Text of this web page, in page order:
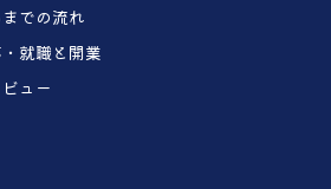
での流れ
就職と開業
ュー